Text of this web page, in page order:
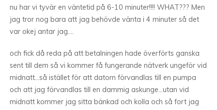
nu har vi tyvär en väntetid på 6-10 minuter!!!! WHAT??? Men
jag tror nog bara att jag behövde vänta i 4 minuter så det
var okej antar jag….
och fick då reda på att betalningen hade överförts ganska
sent till dem så vi kommer få fungerande nätverk ungeför vid
midnatt…så istället för att datorn förvandlas till en pumpa
och att jag förvandlas till en dammig askunge…utan vid
midnatt kommer jag sitta bänkad och kolla och så fort jag